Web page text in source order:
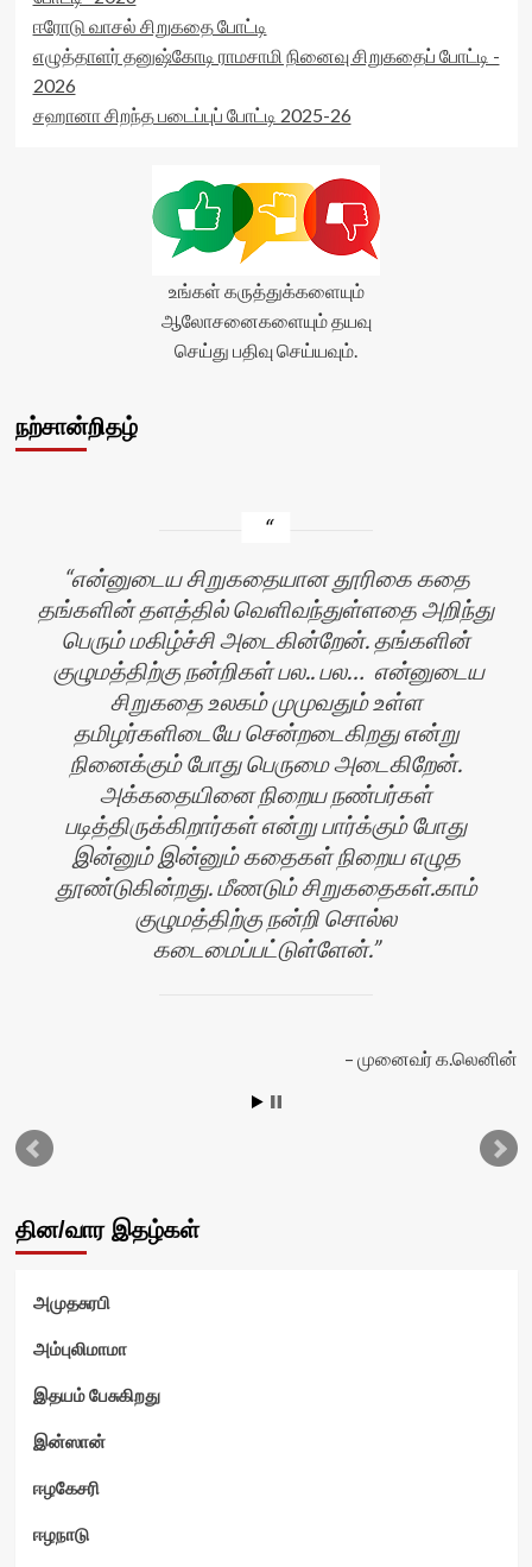
ஈரோடு வாசல் சிறுகதை போட்டி
எழுத்தாளர் தனுஷ்கோடி ராமசாமி நினைவு சிறுகதைப் போட்டி -
2026
சஹானா சிறந்த படைப்புப் போட்டி 2025-26
உங்கள் கருத்துக்களையும்
ஆலோசனைகளையும் தயவு
செய்து பதிவு செய்யவும்.
நற்சான்றிதழ்
என்னுடைய சிறுகதையான தூரிகை கதை
தங்களின் தளத்தில் வெளிவந்துள்ளதை அறிந்து
பெரும் மகிழ்ச்சி அடைகின்றேன். தங்களின்
குழுமத்திற்கு நன்றிகள் பல.. பல… என்னுடைய
சிறுகதை உலகம் முமுவதும் உள்ள
தமிழர்களிடையே சென்றடைகிறது என்று
நினைக்கும் போது பெருமை அடைகிறேன்.
அக்கதையினை நிறைய நண்பர்கள்
படித்திருக்கிறார்கள் என்று பார்க்கும் போது
இன்னும் இன்னும் கதைகள் நிறைய எழுத
தூண்டுகின்றது. மீணடும் சிறுகதைகள்.காம்
குழுமத்திற்கு நன்றி சொல்ல
கடைமைப்பட்டுள்ளேன்.
முனைவர் க.லெனின்
தின/வார இதழ்கள்
அமுதசுரபி
அம்புலிமாமா
இதயம் பேசுகிறது
இன்ஸான்
ஈழகேசரி
ஈழநாடு